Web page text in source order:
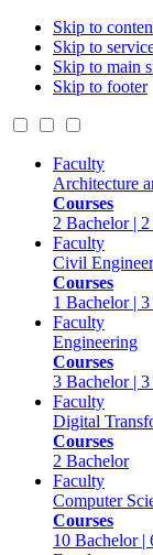
Skip to
Skip to
Skip to main
Skip to footer
Faculty
Architecture
Courses
2 Bachelor |
Faculty
Civil
Courses
1 Bachelor |
Faculty
Engineering
Courses
3 Bachelor |
Faculty
Digital
Courses
2 Bachelor
Faculty
Computer
Courses
10 Bachelor |